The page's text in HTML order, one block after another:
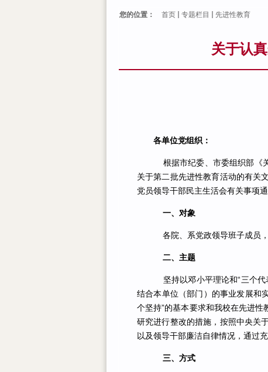
您的位置： 首页 专题栏目 先进性教育
关于认
各单位党组织：
根据市纪委、市委组织部《
关于第二批先进性教育活动的有关
党员领导干部民主生活会有关事项通
一、对象
各院、系党政领导班子成员
二、主题
坚持以邓小平理论和“三个代
结合本单位（部门）的事业发展和
个坚持”的基本要求和我校在先进
研究进行整改的措施，按照中央关
以及领导干部廉洁自律情况，通过
三、方式